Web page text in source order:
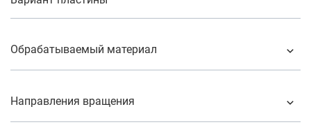
Обрабатываемый материал
Направления вращения